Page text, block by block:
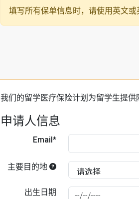
填写所有保单信息时，请使用 英文或
我们的留学医疗保险计划 为留学生提供
申请人信息
Email*
主要目的地
出生日期